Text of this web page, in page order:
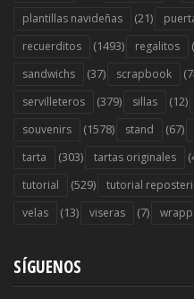
plantillas navideñas (21)
recuerditos (1493) regalitos
sandwichs (37) scrapbook
servilleteros (379) sillas (12)
souvenirs (1578) stand (67)
tarta (303) tartas originales
tutorial (529) tutorial
velas (13) viseras (7)
SÍGUENOS